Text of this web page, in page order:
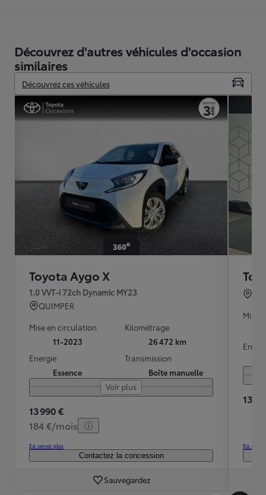
Découvrez d'autres véhicules d'occasion
similaires
Découvrez ces véhicules
Toyota Aygo X
1.0 VVT-i 72ch Dynamic MY23
QUIMPER
Mise en circulation
11-2023
Kilométrage
26 472 km
Energie
Essence
Transmission
Boîte manuelle
Voir plus
13 990 €
184 €/mois
En savoir plus
Contactez la concession
Sauvegardez
Mise
13
En